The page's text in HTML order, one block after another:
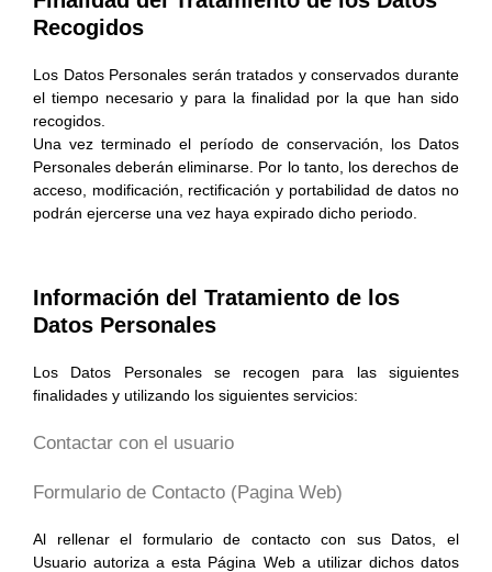
Recogidos
Los Datos Personales serán tratados y conservados durante
el tiempo necesario y para la finalidad por la que han sido
recogidos.
Una vez terminado el período de conservación, los Datos
Personales deberán eliminarse. Por lo tanto, los derechos de
acceso, modificación, rectificación y portabilidad de datos no
podrán ejercerse una vez haya expirado dicho periodo.
Información del Tratamiento de los
Datos Personales
Los Datos Personales se recogen para las siguientes
finalidades y utilizando los siguientes servicios:
Contactar con el usuario
Formulario de Contacto (Pagina Web)
Al rellenar el formulario de contacto con sus Datos, el
Usuario autoriza a esta Página Web a utilizar dichos datos